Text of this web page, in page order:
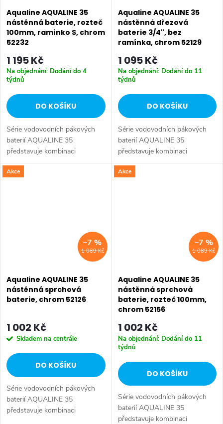
Aqualine AQUALINE 35
nástěnná baterie, rozteč
100mm, ramínko S, chrom
52232
1 195 Kč
Na objednání: Dodání do 4
týdnů
DO KOŠÍKU
Série vodovodních pákových
baterií AQUALINE 35
představuje kombinaci
tradičního jednoduchého
designu a kvality provedení za
Aqualine AQUALINE 35
nástěnná dřezová
baterie 3/4", bez
ramínka, chrom 52129
1 095 Kč
Na objednání: Dodání do 11
týdnů
DO KOŠÍKU
Série vodovodních pákových
baterií AQUALINE 35
představuje kombinaci
tradičního jednoduchého
designu a kvality provedení za
Akce
1 089 Kč
–7 %
Aqualine AQUALINE 35
nástěnná sprchová
baterie, chrom 52126
1 002 Kč
Skladem na centrále
DO KOŠÍKU
Série vodovodních pákových
baterií AQUALINE 35
představuje kombinaci
Akce
1 089 Kč
–7 %
Aqualine AQUALINE 35
nástěnná sprchová
baterie, rozteč 100mm,
chrom 52156
1 002 Kč
Na objednání: Dodání do 11
týdnů
DO KOŠÍKU
Série vodovodních pákových
baterií AQUALINE 35
představuje kombinaci